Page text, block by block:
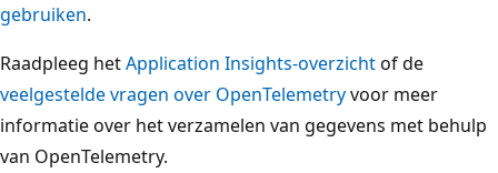
gebruiken.
Raadpleeg hetApplication Insights-overzichtof de
veelgestelde vragen over OpenTelemetryvoor meer
informatie over het verzamelen van gegevens met behulp
van OpenTelemetry.